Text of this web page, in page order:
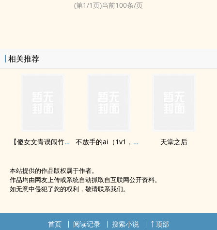
(第1/1页)当前100条/页
相关推荐
【傻女文青误闯竹科】欢迎登ruOL Online（完） 不放手的ai（1v1，BG） 天堂之后
本站提供的作品版权属于作者。
作品均由网友上传或系统自动抓取自互联网公开资料。
如无意中侵犯了您的权利，敬请联系我们。
首页 阅读记录 搜索小说 顶部